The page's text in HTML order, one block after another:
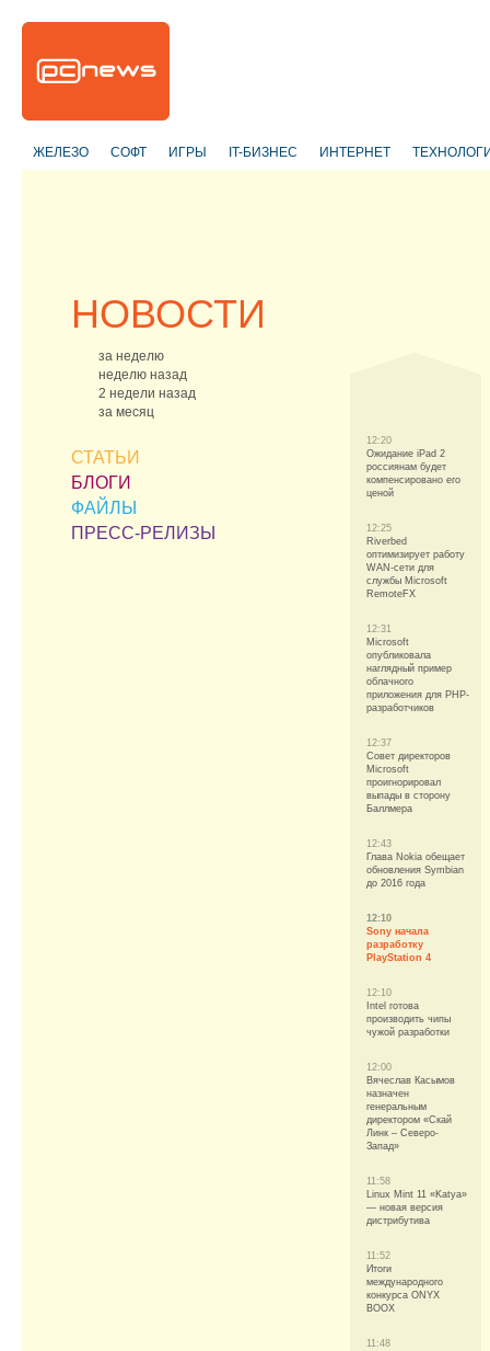
ЖЕЛЕЗО СОФТ ИГРЫ IT-БИЗНЕС ИНТЕРНЕТ
НОВОСТИ
за неделю
неделю назад
2 недели назад
за месяц
СТАТЬИ
БЛОГИ
ФАЙЛЫ
ПРЕСС-РЕЛИЗЫ
12:20
Ожидание iPad 2
россиянам будет
компенсировано его
ценой
12:25
Riverbed
оптимизирует работу
WAN-сети для
службы Microsoft
RemoteFX
12:31
Microsoft
опубликовала
наглядный пример
облачного
приложения для PHP-
разработчиков
12:37
Совет директоров
Microsoft
проигнорировал
выпады в сторону
Баллмера
12:43
Глава Nokia обещает
обновления Symbian
до 2016 года
12:10
Sony начала
разработку
PlayStation 4
12:10
Intel готова
производить чипы
чужой разработки
12:00
Вячеслав Касымов
назначен
генеральным
директором «Скай
Линк – Северо-
Запад»
11:58
Linux Mint 11 «Katya»
— новая версия
дистрибутива
11:52
Итоги
международного
конкурса ONYX
BOOX
11:48